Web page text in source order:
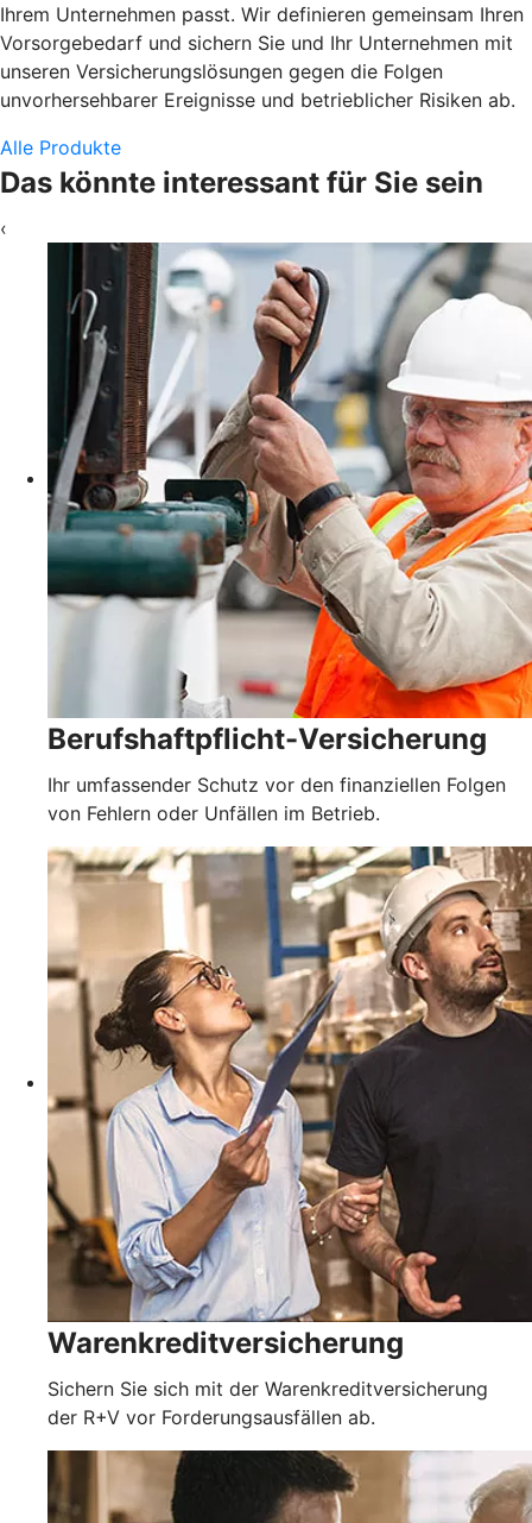
Ihrem Unternehmen passt. Wir definieren gemeinsam Ihren
Vorsorgebedarf und sichern Sie und Ihr Unternehmen mit
unseren Versicherungslösungen gegen die Folgen
unvorhersehbarer Ereignisse und betrieblicher Risiken ab.
Alle Produkte
Das könnte interessant für Sie sein
‹
Berufshaftpflicht-Versicherung
Ihr umfassender Schutz vor den finanziellen Folgen
von Fehlern oder Unfällen im Betrieb.
Warenkreditversicherung
Sichern Sie sich mit der Warenkreditversicherung
der R+V vor Forderungsausfällen ab.